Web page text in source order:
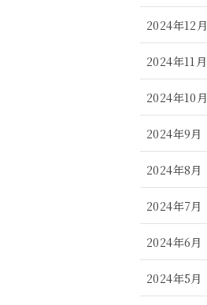
2024年12月
2024年11月
2024年10月
2024年9月
2024年8月
2024年7月
2024年6月
2024年5月